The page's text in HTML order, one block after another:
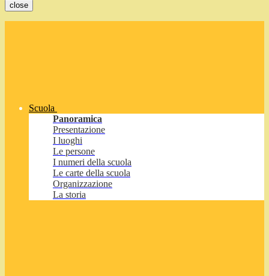
close
Scuola
Panoramica
Presentazione
I luoghi
Le persone
I numeri della scuola
Le carte della scuola
Organizzazione
La storia